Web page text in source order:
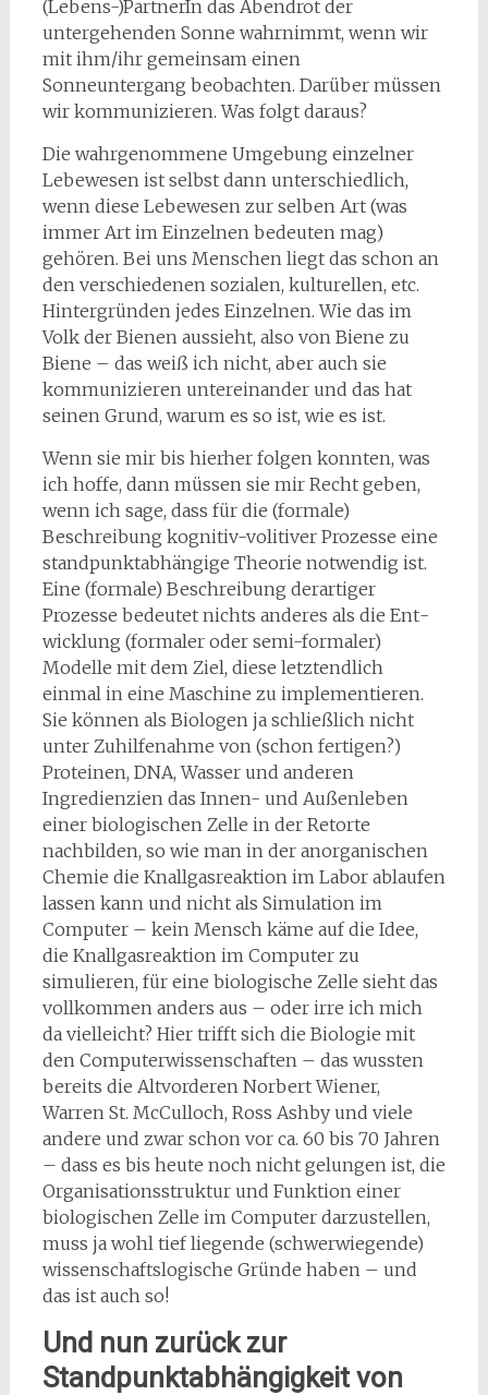
(Lebens-)PartnerIn das Abendrot der
untergehenden Sonne wahrnimmt, wenn wir
mit ihm/ihr gemeinsam einen
Sonneuntergang beobachten. Darüber müssen
wir kommunizieren. Was folgt daraus?
Die wahrgenommene Umgebung einzelner
Lebewesen ist selbst dann unterschiedlich,
wenn diese Lebewesen zur selben Art (was
immer Art im Einzelnen bedeuten mag)
gehören. Bei uns Menschen liegt das schon an
den verschiedenen sozialen, kulturellen, etc.
Hintergründen jedes Einzelnen. Wie das im
Volk der Bienen aussieht, also von Biene zu
Biene – das weiß ich nicht, aber auch sie
kommuni­zieren untereinander und das hat
seinen Grund, warum es so ist, wie es ist.
Wenn sie mir bis hierher folgen konnten, was
ich hoffe, dann müssen sie mir Recht geben,
wenn ich sage, dass für die (formale)
Beschreibung kognitiv-volitiver Prozesse eine
standpunktabhängige Theo­rie notwendig ist.
Eine (formale) Beschreibung derartiger
Prozesse bedeutet nichts anderes als die Ent­
wicklung (formaler oder semi-formaler)
Modelle mit dem Ziel, diese letztendlich
einmal in eine Maschine zu implementieren.
Sie können als Biologen ja schließlich nicht
unter Zuhilfenahme von (schon fertigen?)
Proteinen, DNA, Wasser und anderen
Ingredienzien das Innen- und Außenleben
einer biologischen Zelle in der Retorte
nachbilden, so wie man in der anorganischen
Chemie die Knallgas­reaktion im Labor ablaufen
lassen kann und nicht als Simulation im
Computer – kein Mensch käme auf die Idee,
die Knallgasreaktion im Computer zu
simulieren, für eine biologische Zelle sieht das
voll­kommen anders aus – oder irre ich mich
da vielleicht? Hier trifft sich die Biologie mit
den Computer­wissenschaften – das wussten
bereits die Altvorderen Norbert Wiener,
Warren St. McCulloch, Ross Ashby und viele
andere und zwar schon vor ca. 60 bis 70 Jahren
– dass es bis heute noch nicht gelun­gen ist, die
Organisationsstruktur und Funktion einer
biologischen Zelle im Computer darzustellen,
muss ja wohl tief liegende (schwerwiegende)
wissenschaftslogische Gründe haben – und
das ist auch so!
Und nun zurück zur
Standpunktabhängigkeit von